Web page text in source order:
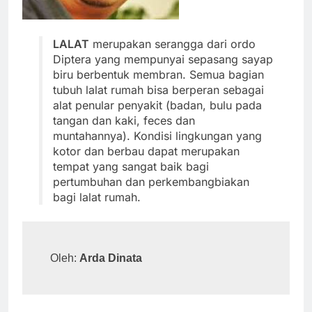
LALAT merupakan serangga dari ordo
Diptera yang mempunyai sepasang sayap
biru berbentuk membran. Semua bagian
tubuh lalat rumah bisa berperan sebagai
alat penular penyakit (badan, bulu pada
tangan dan kaki, feces dan
muntahannya). Kondisi lingkungan yang
kotor dan berbau dapat merupakan
tempat yang sangat baik bagi
pertumbuhan dan perkembangbiakan
bagi lalat rumah.
Oleh: Arda Dinata